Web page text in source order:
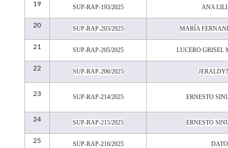
19 SUP-RAP-193/2025 ANA
20 SUP-RAP-203/2025 MARÍA
21 SUP-RAP-205/2025 LUCERO GRISEL
22 SUP-RAP-206/2025
23 SUP-RAP-214/2025 ERNESTO
24 SUP-RAP-215/2025 ERNESTO
25 SUP-RAP-216/2025